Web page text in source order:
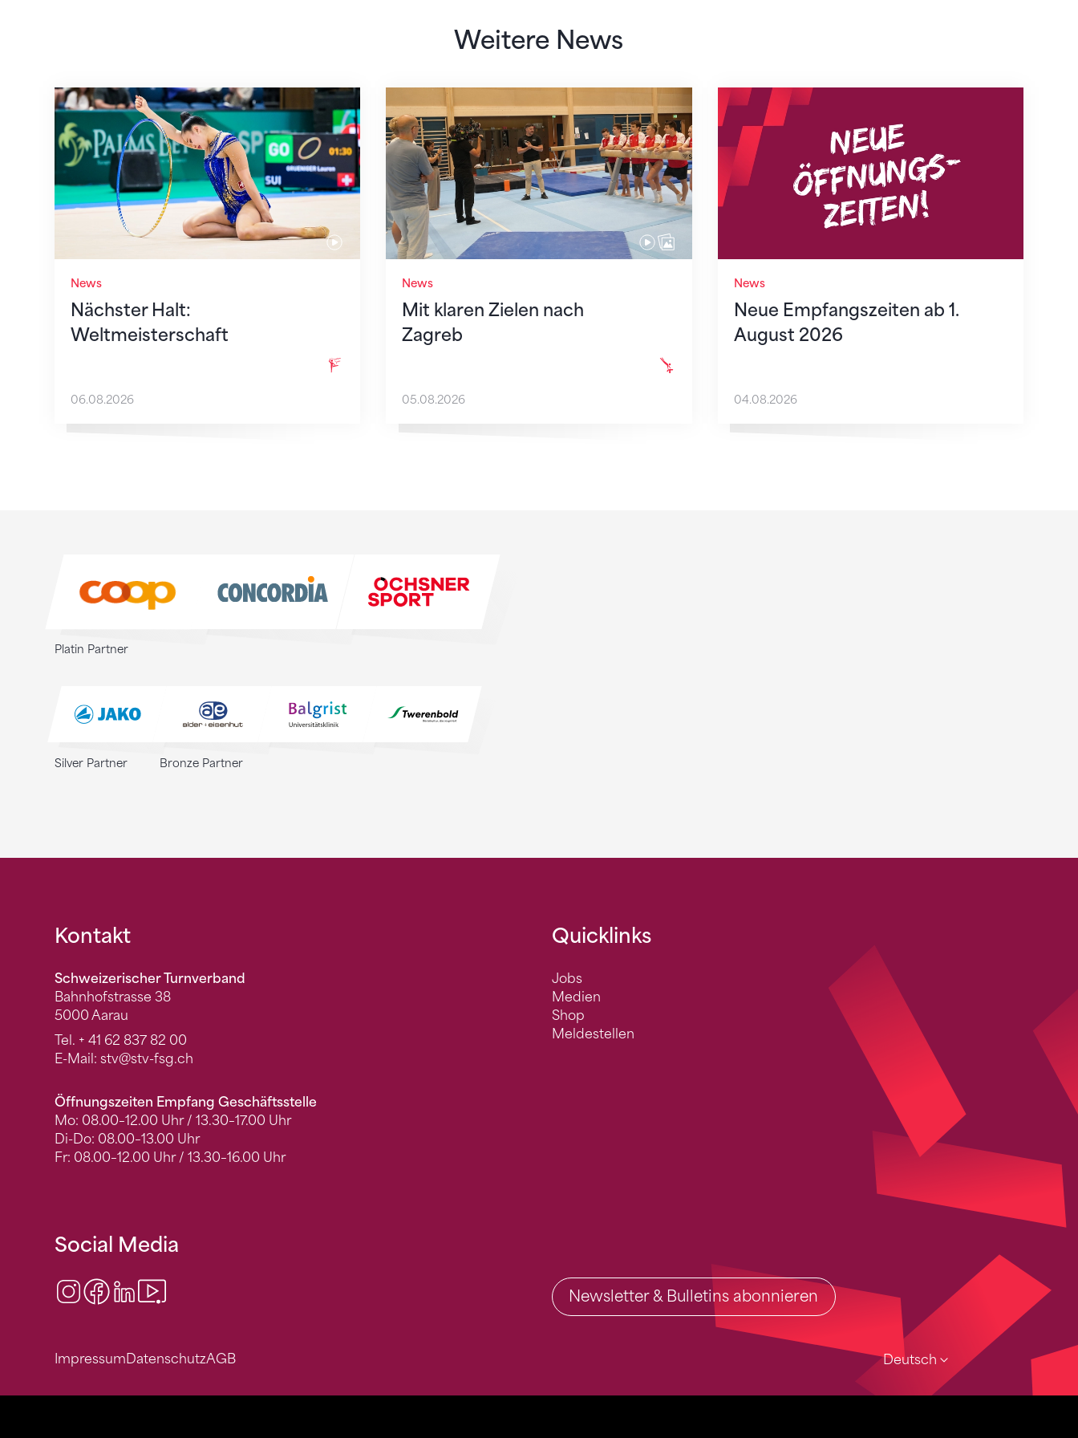
Weitere News
News
Nächster Halt:
Weltmeisterschaft
Nächster Halt: Weltmeisterschaft
06.08.2026
News
Mit klaren Zielen nach
Zagreb
Mit klaren Zielen nach Zagreb
05.08.2026
News
Neue Empfangszeiten ab 1.
August 2026
Neue Empfangszeiten ab 1. August 2026
04.08.2026
Platin Partner
Silver Partner Bronze Partner
Fusszeile
Kontakt
Schweizerischer Turnverband
Bahnhofstrasse 38
5000 Aarau
Tel. + 41 62 837 82 00
E-Mail: stv@stv-fsg.ch
Öffnungszeiten Empfang Geschäftsstelle
Mo: 08.00–12.00 Uhr / 13.30–17.00 Uhr
Di-Do: 08.00–13.00 Uhr
Fr: 08.00–12.00 Uhr / 13.30–16.00 Uhr
Quicklinks
Jobs
Medien
Shop
Meldestellen
Deutsch
Social Media
Instagram
Facebook
LinkedIn Newsletter & Bulletins abonnieren
ImpressumDatenschutzAGB